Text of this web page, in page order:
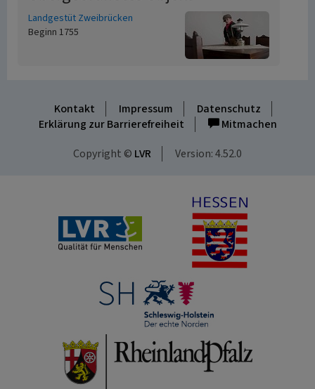
Landgestüt Zweibrücken
Beginn 1755
Kontakt Impressum
Datenschutz
Erklärung zur Barrierefreiheit
Mitmachen
Copyright © LVR Version: 4.52.0